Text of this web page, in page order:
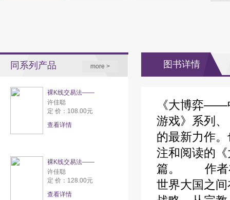
同系列产品 more >
裸K线交易法——
许佳聪
定 价：108.00元
查看详情
裸K线交易法——
许佳聪
定 价：128.00元
查看详情
图书详情
《大博弈——
游戏》系列
的最新力作
注和阅读的
篇。
作者在
世界大国之